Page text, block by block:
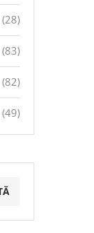
(28)
(83)
(82)
(49)